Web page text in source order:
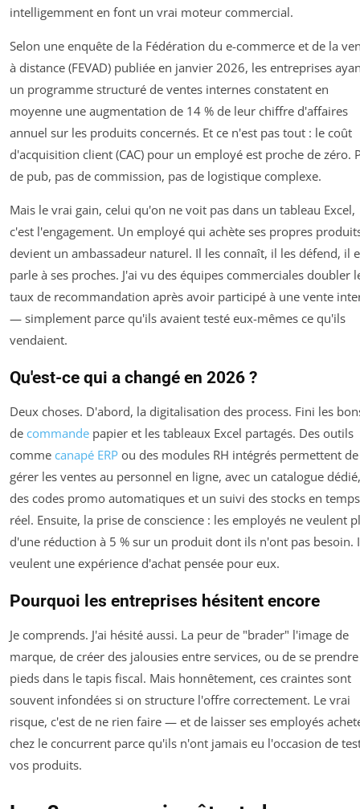
intelligemment en font un vrai moteur commercial.
Selon une enquête de la Fédération du e-commerce et de la
à distance (FEVAD) publiée en janvier 2026, les entreprises
un programme structuré de ventes internes constatent en
moyenne une augmentation de 14 % de leur chiffre d'affaires
annuel sur les produits concernés. Et ce n'est pas tout : le coût
d'acquisition client (CAC) pour un employé est proche de zéro.
de pub, pas de commission, pas de logistique complexe.
Mais le vrai gain, celui qu'on ne voit pas dans un tableau Excel,
c'est l'engagement. Un employé qui achète ses propres
devient un ambassadeur naturel. Il les connaît, il les défend, il
parle à ses proches. J'ai vu des équipes commerciales doubler
taux de recommandation après avoir participé à une vente
— simplement parce qu'ils avaient testé eux-mêmes ce qu'ils
vendaient.
Qu'est-ce qui a changé en 2026 ?
Deux choses. D'abord, la digitalisation des process. Fini les
de commande papier et les tableaux Excel partagés. Des outils
comme canapé ERP ou des modules RH intégrés permettent de
gérer les ventes au personnel en ligne, avec un catalogue dédié,
des codes promo automatiques et un suivi des stocks en temps
réel. Ensuite, la prise de conscience : les employés ne veulent
d'une réduction à 5 % sur un produit dont ils n'ont pas besoin.
veulent une expérience d'achat pensée pour eux.
Pourquoi les entreprises hésitent encore
Je comprends. J'ai hésité aussi. La peur de "brader" l'image de
marque, de créer des jalousies entre services, ou de se
pieds dans le tapis fiscal. Mais honnêtement, ces craintes sont
souvent infondées si on structure l'offre correctement. Le vrai
risque, c'est de ne rien faire — et de laisser ses employés
chez le concurrent parce qu'ils n'ont jamais eu l'occasion de
vos produits.